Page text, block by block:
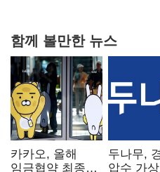
함께 볼만한 뉴스
카카오, 올해
임금협약 최종
두나무,
압수 가